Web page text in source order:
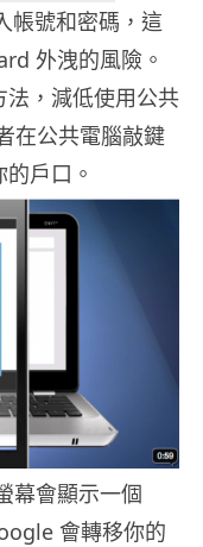
帳號和密碼，這
外洩的風險。
，減低使用公共
在公共電腦敲鍵
戶口。
幕會顯示一個
會轉移你的